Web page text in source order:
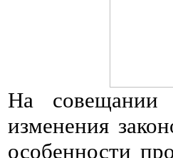
На совещании
изменения
особенности